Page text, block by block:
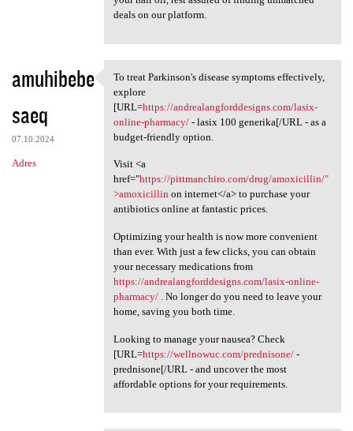
deals on our platform.
amuhibebe
saeq
07.10.2024
Adres
To treat Parkinson's disease
To treat Parkinson's disease symptoms effectively,
explore
[URL=https://andrealangforddesigns.com/lasix-
online-pharmacy/- lasix 100 generika[/URL - as a
budget-friendly option.
Visit <a
href="https://pittmanchiro.com/drug/amoxicillin/"
>amoxicillin on internet</a> to purchase your
antibiotics online at fantastic prices.
Optimizing your health is now more convenient
than ever. With just a few clicks, you can obtain
your necessary medications from
https://andrealangforddesigns.com/lasix-online-
pharmacy/. No longer do you need to leave your
home, saving you both time.
Looking to manage your nausea? Check
[URL=https://wellnowuc.com/prednisone/-
prednisone[/URL - and uncover the most
affordable options for your requirements.